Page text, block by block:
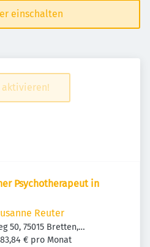
einschalten
aktivieren!
Psychotherapeut in
Reuter
50, 75015 Bretten,
€ pro Monat